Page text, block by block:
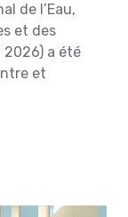
de l’Eau,
et des
2026) a été
et